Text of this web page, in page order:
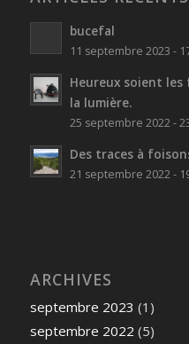
bucefal
11 septembre 2023 -
Heureux soient les
la lumière.
25 septembre 2022 -
Des traces à
21 septembre 2022 -
ARCHIVES
septembre 2023 (1)
septembre 2022 (5)